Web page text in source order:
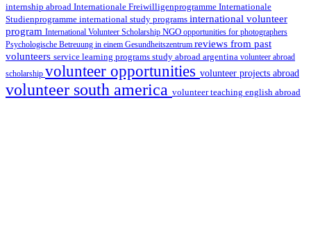
internship abroad Internationale Freiwilligenprogramme Internationale
Studienprogramme international study programs international volunteer
program International Volunteer Scholarship NGO opportunities for photographers
Psychologische Betreuung in einem Gesundheitszentrum reviews from past
volunteers service learning programs study abroad argentina volunteer abroad
scholarship volunteer opportunities volunteer projects abroad
volunteer south america volunteer teaching english abroad